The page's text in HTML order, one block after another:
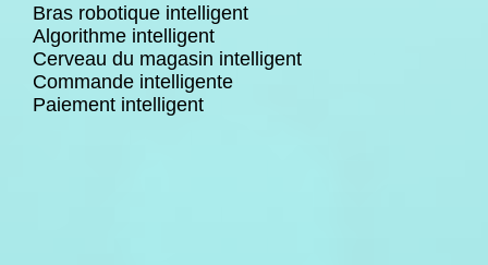
Bras robotique intelligent
Algorithme intelligent
Cerveau du magasin intelligent
Commande intelligente
Paiement intelligent